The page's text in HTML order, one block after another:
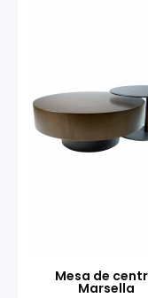
Mesa de
Marsella